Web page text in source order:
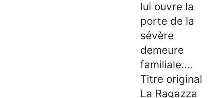
lui ouvre la
porte de la
sévère
demeure
familiale....
Titre original
La Ragazza